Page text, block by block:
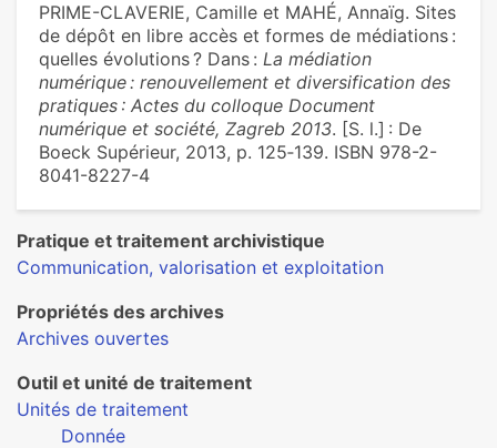
PRIME-CLAVERIE, Camille et MAHÉ, Annaïg. Sites
de dépôt en libre accès et formes de médiations :
quelles évolutions ? Dans : La médiation
numérique : renouvellement et diversification des
pratiques : Actes du colloque Document
numérique et société, Zagreb 2013. [S. l.] : De
Boeck Supérieur, 2013, p. 125‑139. ISBN 978-2-
8041-8227-4
Pratique et traitement archivistique
Communication, valorisation et exploitation
Propriétés des archives
Archives ouvertes
Outil et unité de traitement
Unités de traitement
Donnée